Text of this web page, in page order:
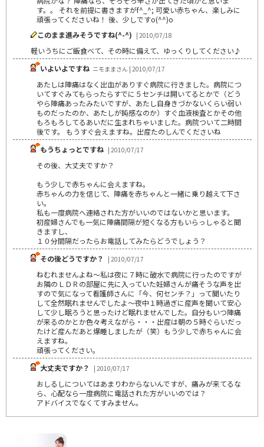
す。。 それを前提に書きますがf^_^; 可愛い赤ちゃん、楽しみに
頑張ってくださいね！ 後、少しですo(^^)o
このまま進みそうですね(^-^) | 2010/07/18
軽いうちにご飯食べて、その時に備えて、ゆっくりしてください♪
いよいよですね ニモままさん | 2010/07/17
あたしは陣痛はなく出血がありすぐ病院に行きました。病院につ
いてすぐみてもらったらすでに５センチは開いてるとかで（どう
やら陣痛あったみたいですが、あたし自身きづかないくらい弱い
ものだったのか、あたしが鈍感なのか）すぐ血液検査とかその他
もろもろしてるあいだに生まれちゃいました。病院ついて二時間
後です。 もうすぐ会えますね。出産たのしんでくださいね
もうちょっとですね | 2010/07/17
その後、大丈夫ですか？
もう少しで赤ちゃんに会えますね。
赤ちゃんの力を信じて、陣痛を赤ちゃんと一緒に乗り越えて下さ
い。
私も一度病院へ連絡された方がいいのではないかと思います。
初産婦さんでも一気に陣痛間隔が短くなる方もいらっしゃると聞
きますし、
１０分間隔だったらお電話してみたらどうでしょう？
その後どうですか？
| 2010/07/17
ねむれませんよね～私は夜に７時に破水で病院に行ったのですが
お隣のＬＤＲの部屋に先に入っていた妊婦さんが痛そうな声を出
すので気になって看護師さんに「今、何センチ？」って聞いたり
して全然眠れませんでしたよ～夜中１時過ぎに産声を聞いて安心
して少し眠ろうと思ったけど眠れませんでした。自分もいつ陣痛
が来るのかとか色々考えながら・・・出産は朝の５時ぐらいだっ
たけど産んだあと爆睡しましたが（笑）もう少しで赤ちゃんに会
えますね。
頑張ってください。
大丈夫ですか？
| 2010/07/17
おしるしについてはあまりわからないんですが、痛みが来てるな
ら、心配なら一度病院に電話された方がいいのでは？
アドバイスでなくてすみません。